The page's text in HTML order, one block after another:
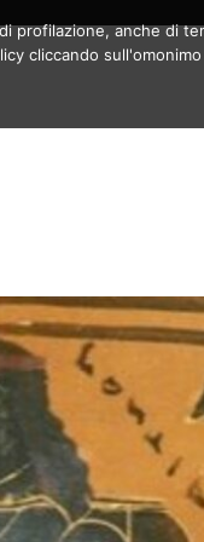
anche di
cliccando